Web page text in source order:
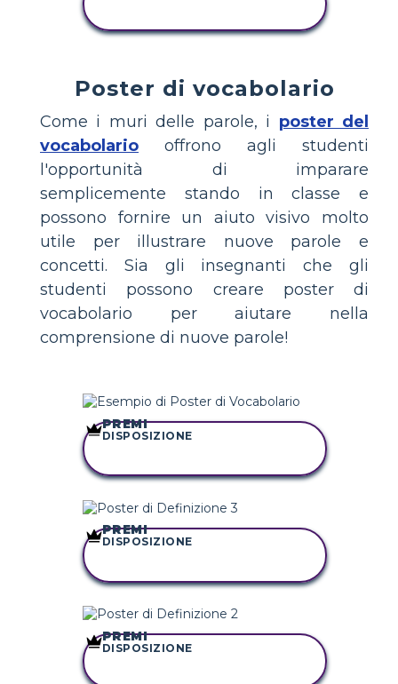
Poster di vocabolario
Come i muri delle parole, i poster del
vocabolario offrono agli studenti
l'opportunità di imparare
semplicemente stando in classe e
possono fornire un aiuto visivo molto
utile per illustrare nuove parole e
concetti. Sia gli insegnanti che gli
studenti possono creare poster di
vocabolario per aiutare nella
comprensione di nuove parole!
COPIA QUESTO
PREMI
DISPOSIZIONE
COPIA QUESTO
PREMI
DISPOSIZIONE
COPIA QUESTO
PREMI
DISPOSIZIONE